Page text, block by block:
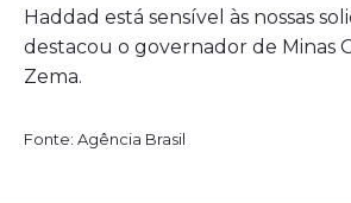
Haddad está sensível às nossas
destacou o governador de Minas
Zema.
Fonte: Agência Brasil